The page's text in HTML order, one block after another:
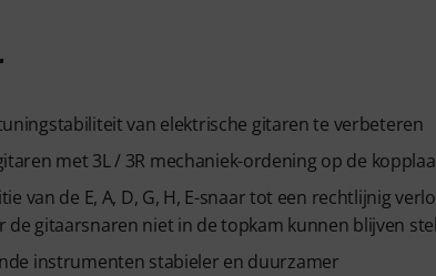
van elektrische gitaren te verbeteren
met 3L / 3R mechaniek-ordening op de
van de E, A, D, G, H, E-snaar tot een rechtlijnig
de gitaarsnaren niet in de topkam kunnen blijven
instrumenten stabieler en duurzamer